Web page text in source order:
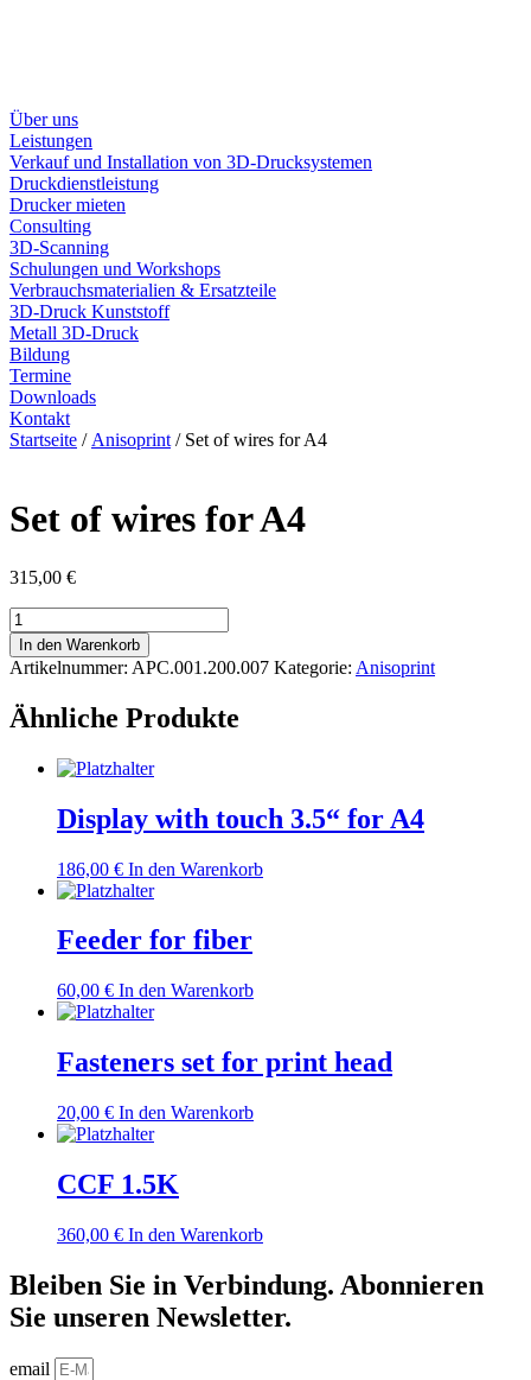
Über uns
Leistungen
Verkauf und Installation von 3D-Drucksystemen
Druckdienstleistung
Drucker mieten
Consulting
3D-Scanning
Schulungen und Workshops
Verbrauchsmaterialien & Ersatzteile
3D-Druck Kunststoff
Metall 3D-Druck
Bildung
Termine
Downloads
Kontakt
Startseite / Anisoprint / Set of wires for A4
Set of wires for A4
315,00 €
Set
of
wires
for
A4
Menge
In den Warenkorb
Artikelnummer: APC.001.200.007 Kategorie: Anisoprint
Ähnliche Produkte
Display with touch 3.5“ for A4
186,00 € In den Warenkorb
Feeder for fiber
60,00 € In den Warenkorb
Fasteners set for print head
20,00 € In den Warenkorb
CCF 1.5K
360,00 € In den Warenkorb
Bleiben Sie in Verbindung. Abonnieren
Sie unseren Newsletter.
email